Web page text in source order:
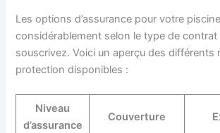
Les options d’assurance pour votre
considérablement selon le type de contrat
souscrivez. Voici un aperçu des différents
protection disponibles :
Niveau
d’assurance
Couverture